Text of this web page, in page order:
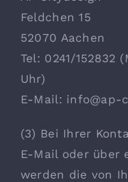
Feldchen 15
52070 Aachen
Tel: 0241/152832
Uhr)
E-Mail: info@ap-
(3) Bei Ihrer
E-Mail oder über
werden die von